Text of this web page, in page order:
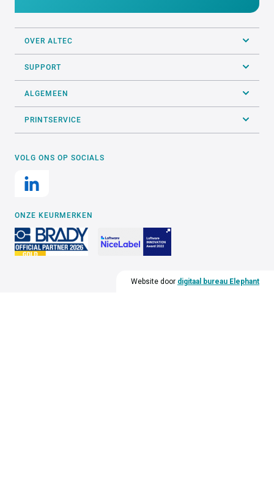
OVER ALTEC
SUPPORT
ALGEMEEN
PRINTSERVICE
VOLG ONS OP SOCIALS
ONZE KEURMERKEN
Website door digitaal bureau Elephant